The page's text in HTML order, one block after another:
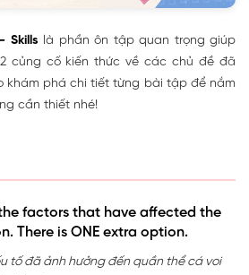
Skills là phần ôn tập quan trọng giúp
củng cố kiến thức về các chủ đề đã
khám phá chi tiết từng bài tập để nắm
cần thiết nhé!
factors that have affected the
There is ONE extra option.
tố đã ảnh hưởng đến quần thể cá voi